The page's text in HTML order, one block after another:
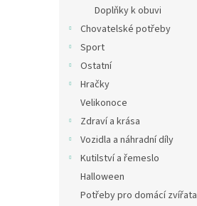
Doplňky k obuvi
Chovatelské potřeby
Sport
Ostatní
Hračky
Velikonoce
Zdraví a krása
Vozidla a náhradní díly
Kutilství a řemeslo
Halloween
Potřeby pro domácí zvířata